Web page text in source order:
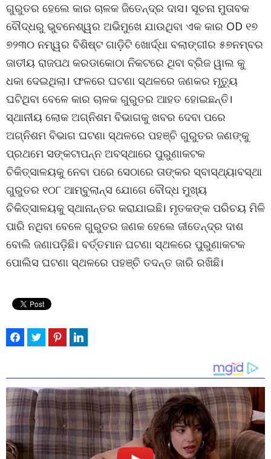
ଗୁରୁତର ହେଲେ କାର ଚାଳକ ଜିତେନ୍ଦ୍ର ଦାସ। ସୂଚନା ମୁତାବକ
ବୌଦ୍ଧରୁ ଭୁବନେଶ୍ୱର ଅଭିମୁଖେ ଯାଉଥିବା ଏକ କାର OD ୧୭
୭୨୩୦ ନମ୍ୱର ବିଶିଷ୍ଟ ଗାଡ଼ିଟି ଖୋର୍ଦ୍ଧା ବଲାଙ୍ଗୀର ୫୭ନମ୍ବର
ଜାତୀୟ ରାଜପଥ କରଡାକୋଠା ନିକଟରେ ଥିବା ବ୍ରିଜ ୱାଲ କୁ
ଧକା ଦେଇଥିଲା। ଫଳରେ ଘଟଣା ସ୍ଥଳରେ ଜଣକର ମୃତ୍ୟୁ
ଘଟିଥିବା ବେଳେ କାର ଚାଳକ ଗୁରୁତର ଆହତ ହୋଇଛନ୍ତି।
ସ୍ଥାନୀୟ ଲୋକ ଅଗ୍ନିଶମ ବିଭାଗକୁ ଖବର ଦେବା ପରେ
ଅଗ୍ନିଶମ ବିଭାଗ ଘଟଣା ସ୍ଥଳରେ ପହଞ୍ଚି ଗୁରୁତର ଜଣଙ୍କୁ
ପ୍ରଥମେ ସଙ୍କଟାପନ୍ନ ଅବସ୍ଥାରେ ପୁରୁଣାକଟକ
ଚିକିତ୍ସାଳୟକୁ ନେବା ପରେ ସେଠାରେ ତାଙ୍କର ସ୍ବାସ୍ଥ୍ୟାବସ୍ଥା
ଗୁରୁତର ୧୦୮ ଆମ୍ବୁଲାନ୍ସ ଯୋଗେ ବୌଦ୍ଧ ମୁଖ୍ୟ
ଚିକିତ୍ସାଳୟକୁ ସ୍ଥାନାନ୍ତର କରାଯାଇଛି। ମୃତକଙ୍କ ପରିଚୟ ମିଳି
ପାରି ନଥିବା ବେଳେ ଗୁରୁତର ଜଣକ ହେଲେ ଜୀତେନ୍ଦ୍ର ଦାଶ
ବୋଲି ଜଣାପଡ଼ିଛି। ବର୍ତ୍ତମାନ ଘଟଣା ସ୍ଥଳରେ ପୁରୁଣାକଟକ
ପୋଲିସ ଘଟଣା ସ୍ଥଳରେ ପହଞ୍ଚି ତଦନ୍ତ ଜାରି ରଖିଛି।